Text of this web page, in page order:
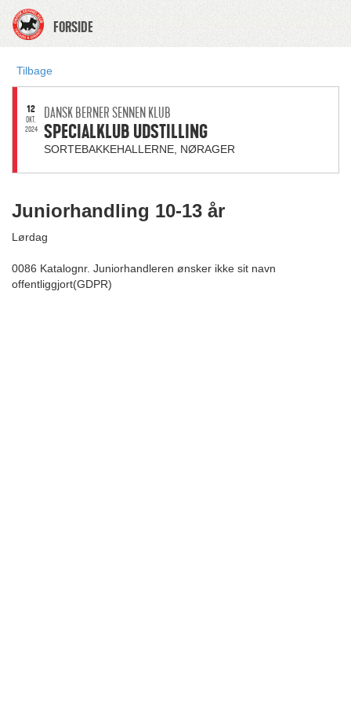
FORSIDE
Tilbage
12
OKT.
2024
DANSK BERNER SENNEN KLUB
SPECIALKLUB UDSTILLING
SORTEBAKKEHALLERNE, NØRAGER
Juniorhandling 10-13 år
Lørdag
0086 Katalognr. Juniorhandleren ønsker ikke sit navn
offentliggjort(GDPR)